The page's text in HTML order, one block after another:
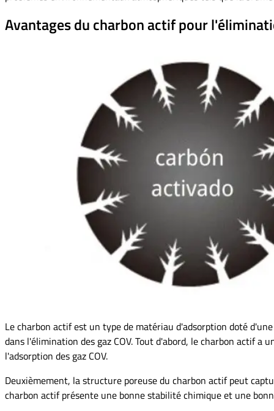
Avantages du charbon actif pour
Le charbon actif est un type de matériau d'adsorption doté
dans l'élimination des gaz COV. Tout d'abord, le charbon actif
l'adsorption des gaz COV.
Deuxièmement, la structure poreuse du charbon actif peut
charbon actif présente une bonne stabilité chimique et une